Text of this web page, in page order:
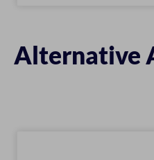
Alternative